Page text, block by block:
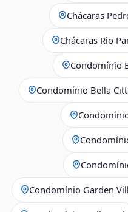
Chácaras
Chácaras Rio
Condomínio
Condomínio Bella
Condomínio Garden